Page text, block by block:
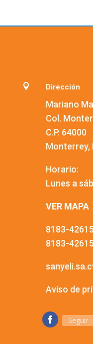
 Dirección
Mariano
Col.
C.P. 64000
Monterrey,
Horario:
Lunes a
VER MAPA
8183-
8183-
Aviso de
Seguir